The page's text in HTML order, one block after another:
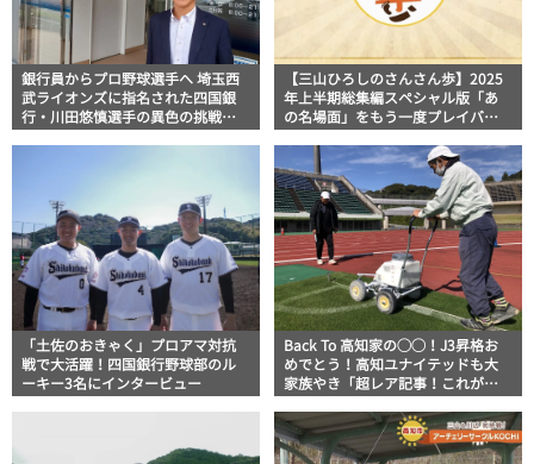
銀行員からプロ野球選手へ 埼玉西
武ライオンズに指名された四国銀
行・川田悠慎選手の異色の挑戦に
【三山ひろしのさんさん歩】2025
年上半期総集編スペシャル版「あ
の名場面」をもう一度プレイバッ
「土佐のおきゃく」プロアマ対抗
戦で大活躍！四国銀行野球部のル
ーキー3名にインタービュー
Back To 高知家の◯◯！J3昇格お
めでとう！高知ユナイテッドも大
家族やき「超レア記事！これが無
中力命のライン引き解説」